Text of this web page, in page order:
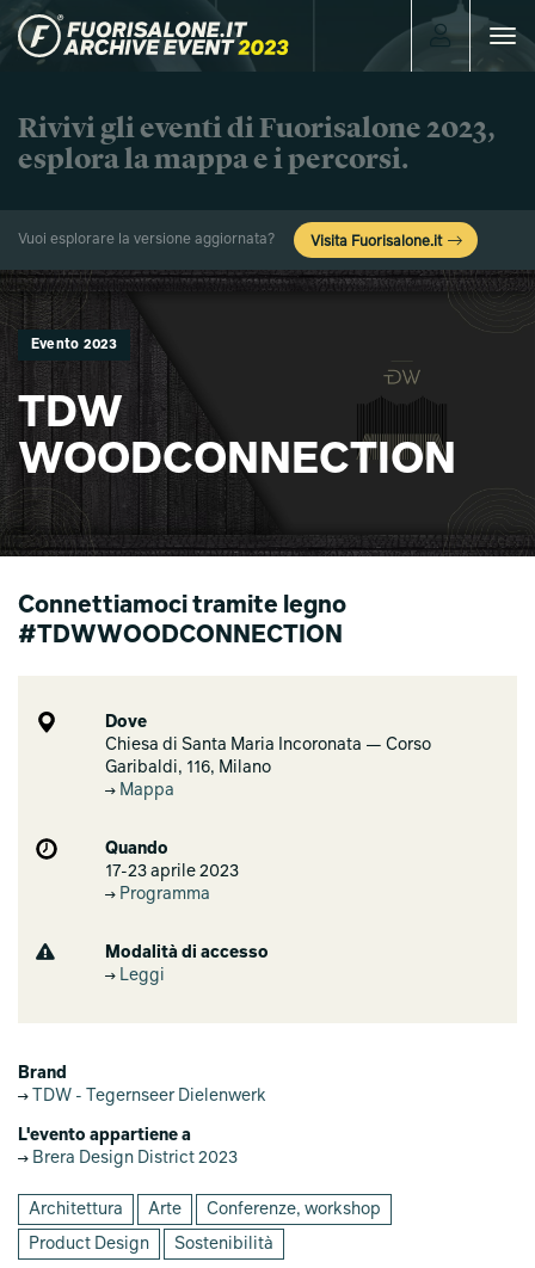
Toggle
Rivivi gli eventi di Fuorisalone 2023,
esplora la mappa e i percorsi.
Vuoi esplorare la versione aggiornata? Visita Fuorisalone.it
Evento 2023
TDW
WOODCONNECTION
Connettiamoci tramite legno
#TDWWOODCONNECTION
Dove
Chiesa di Santa Maria Incoronata — Corso
Garibaldi, 116, Milano
Mappa
Quando
17-23 aprile 2023
Programma
Modalità di accesso
Leggi
Brand
TDW - Tegernseer Dielenwerk
L'evento appartiene a
Brera Design District 2023
Architettura Arte Conferenze, workshop
Product Design Sostenibilità